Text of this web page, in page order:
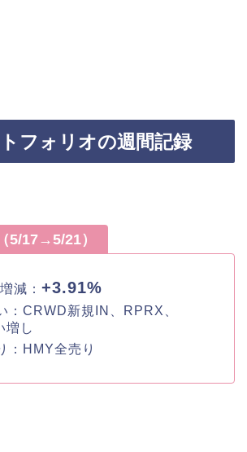
フォリオの週間記録
5/17→5/21）
減： +3.91%
：CRWD新規IN、RPRX、
増し
：HMY全売り